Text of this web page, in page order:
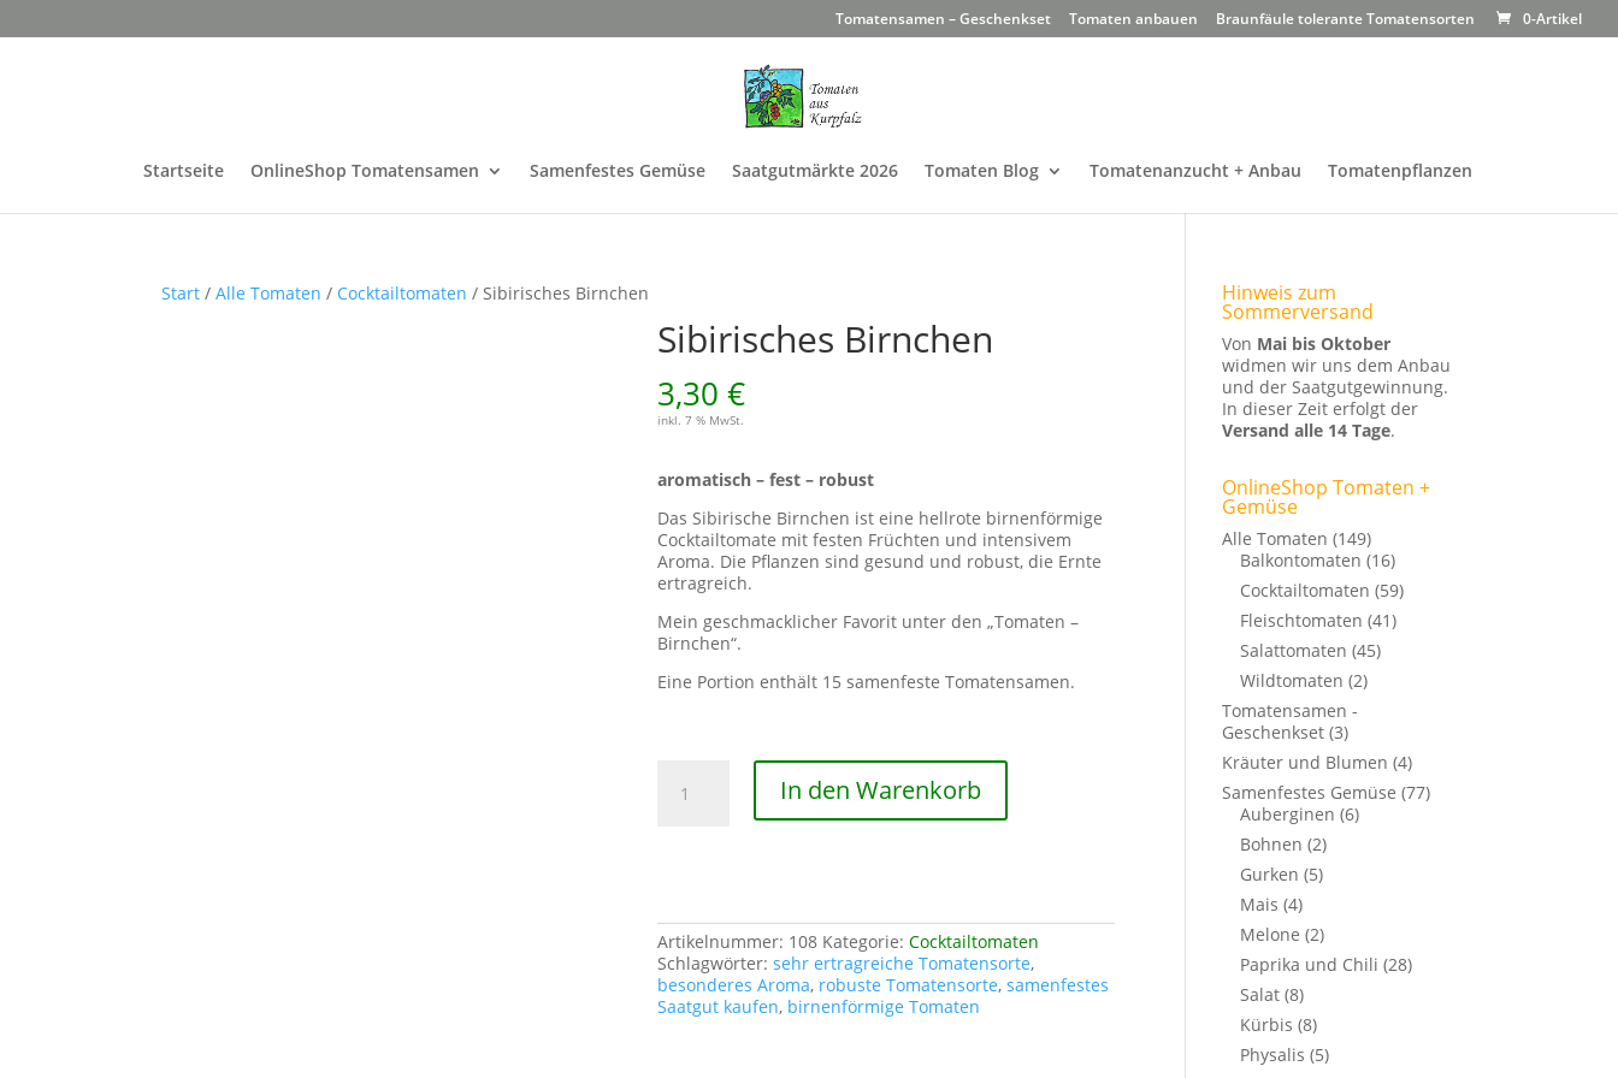
Tomatensamen – Geschenkset Tomaten anbauen Braunfäule tolerante Tomatensorten 0-Artikel
Startseite OnlineShop Tomatensamen Samenfestes Gemüse Saatgutmärkte 2026 Tomaten Blog Tomatenanzucht + Anbau Tomatenpflanzen
Start /Alle Tomaten / Cocktailtomaten / Sibirisches Birnchen
Sibirisches Birnchen
3,30€
inkl. 7 % MwSt.
aromatisch – fest – robust
Das Sibirische Birnchen ist eine hellrote birnenförmige
Cocktailtomate mit festen Früchten und intensivem
Aroma. Die Pflanzen sind gesund und robust, die Ernte
ertragreich.
Mein geschmacklicher Favorit unter den „Tomaten –
Birnchen“.
Eine Portion enthält 15 samenfeste Tomatensamen.
Birnchen
In den Warenkorb
Artikelnummer: 108 Kategorie:Cocktailtomaten
Schlagwörter:sehr ertragreiche Tomatensorte,
besonderes Aroma, robuste Tomatensorte,samenfestes
Saatgut kaufen, birnenförmige Tomaten
Hinweis zum
Sommerversand
Von Mai bis Oktober
widmen wir uns dem Anbau
und der Saatgutgewinnung.
In dieser Zeit erfolgt der
Versand alle 14 Tage.
OnlineShop Tomaten +
Gemüse
Alle Tomaten (149)
Balkontomaten (16)
Cocktailtomaten (59)
Fleischtomaten (41)
Salattomaten (45)
Wildtomaten (2)
Tomatensamen -
Geschenkset (3)
Kräuter und Blumen (4)
Samenfestes Gemüse (77)
Auberginen (6)
Bohnen (2)
Gurken (5)
Mais (4)
Melone (2)
Paprika und Chili (28)
Salat (8)
Kürbis (8)
Physalis (5)